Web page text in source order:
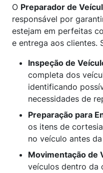
O Preparador de
responsável por
estejam em perfeitas
e entrega aos clientes.
Inspeção de
completa dos
identificando
necessidades de
Preparação para
os itens de
no veículo antes
Movimentação de
veículos dentro da